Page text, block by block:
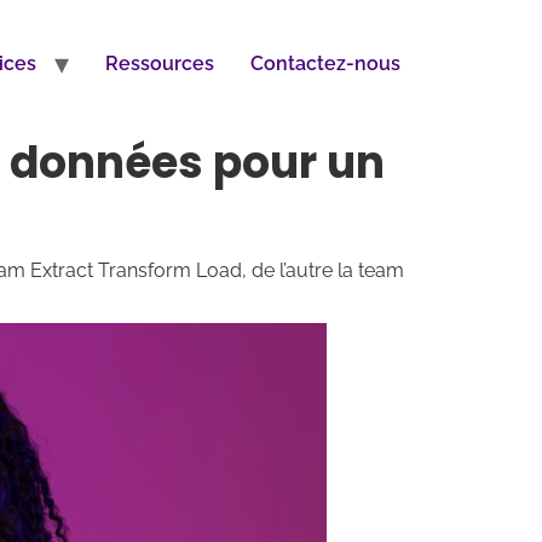
Ressources Contactez-nous
données pour un
Extract Transform Load, de l’autre la team